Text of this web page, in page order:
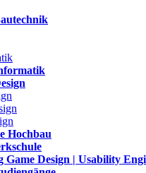
Hochbau
Game Design | Usability